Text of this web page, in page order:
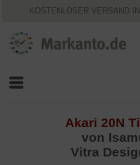
KOSTENLOSER VERSAND
Akari 20N
von
Vitra